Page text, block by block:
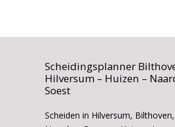
Scheidingsplanner
Hilversum – Huizen –
Soest
Scheiden in Hilversum,